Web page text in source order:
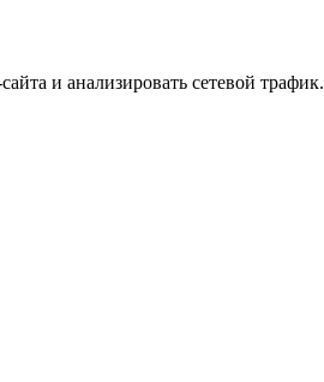
и анализировать сетевой трафик.